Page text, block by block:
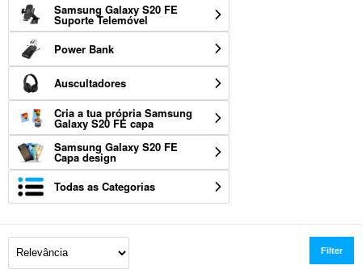
Samsung Galaxy S20 FE
Suporte Telemóvel
Power Bank
Auscultadores
Cria a tua própria Samsung
Galaxy S20 FE capa
Samsung Galaxy S20 FE
Capa design
Todas as Categorias
Filter